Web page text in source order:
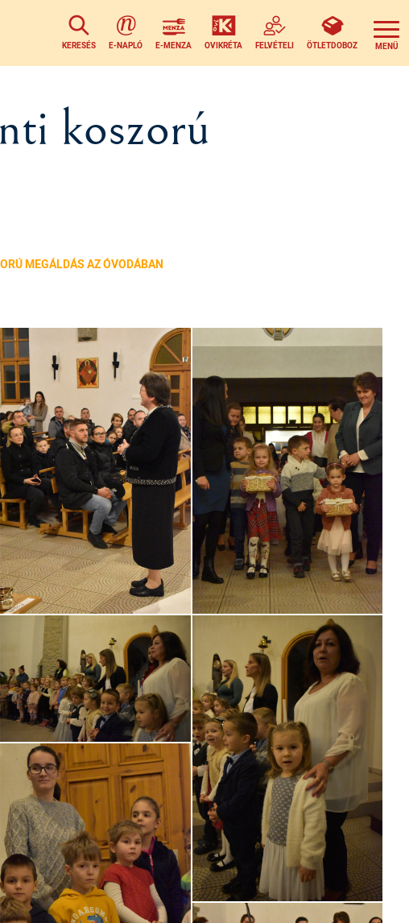
KERESÉS E-NAPLÓ E-MENZA OVIKRÉTA FELVÉTELI ÖTLETDOBOZ
koszorú
MEGÁLDÁS AZ ÓVODÁBAN